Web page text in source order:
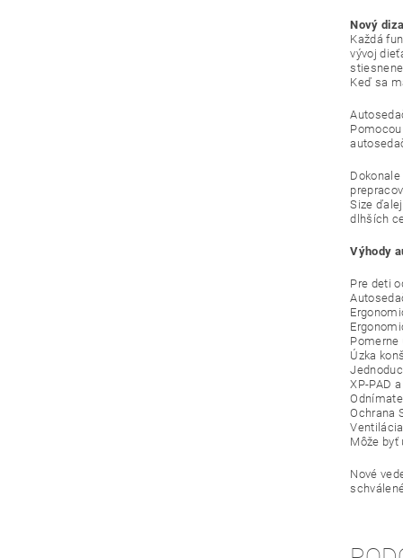
Nový
Každá
vývoj
Keď sa
Size
dlhších
Výhody
Pre deti
Pomerne
Úzka
XP-PAD
Ochrana
Môže byť
Nové